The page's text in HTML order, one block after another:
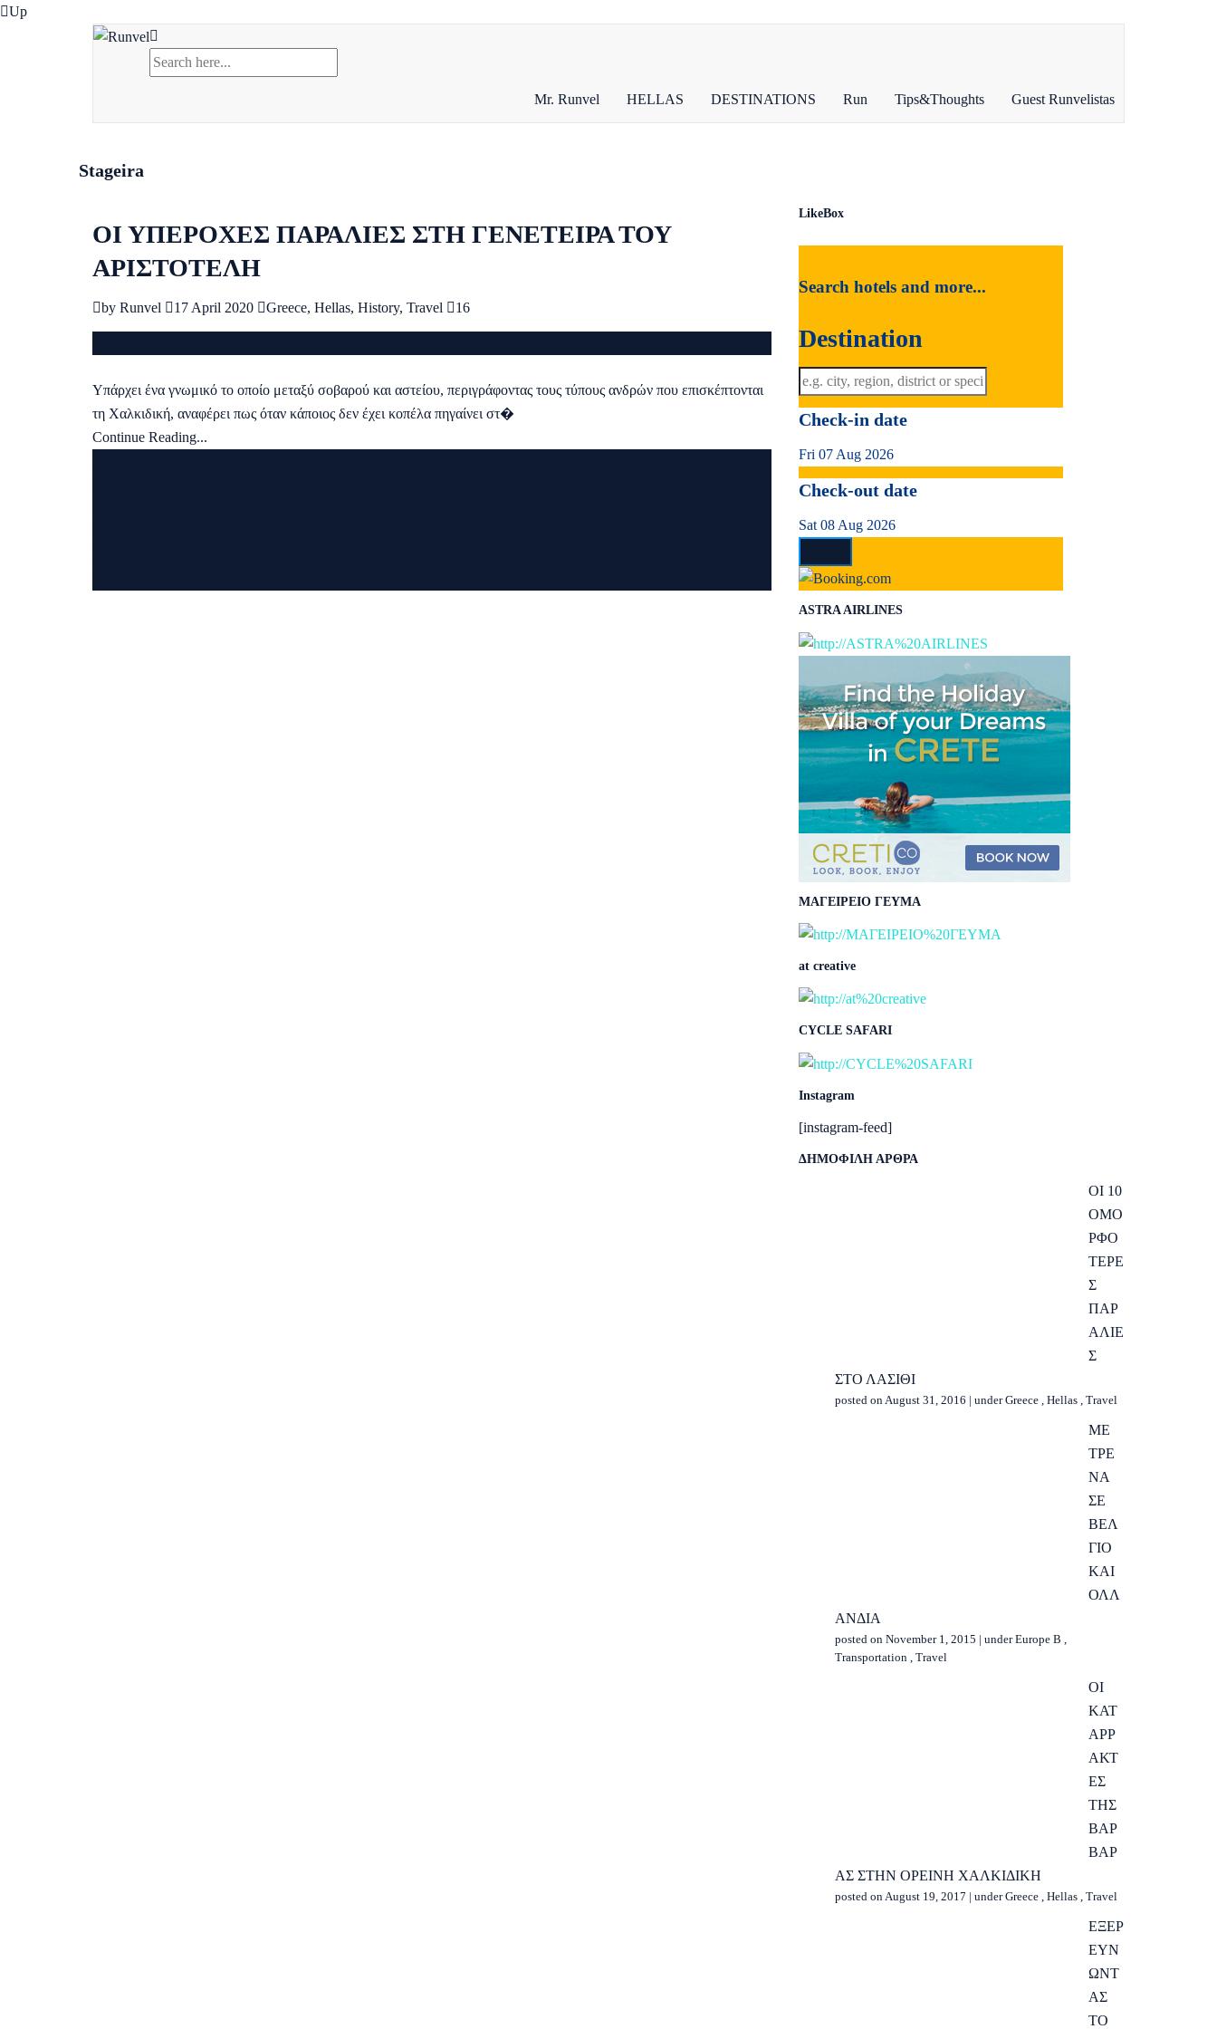
Up
Mr. Runvel HELLAS DESTINATIONS Run Tips&Thoughts Guest Runvelistas
Stageira
ΟΙ ΥΠΕΡΟΧΕΣ ΠΑΡΑΛΙΕΣ ΣΤΗ ΓΕΝΕΤΕΙΡΑ ΤΟΥ
ΑΡΙΣΤΟΤΕΛΗ
by Runvel 17 April 2020 Greece, Hellas, History, Travel 16
Υπάρχει ένα γνωμικό το οποίο μεταξύ σοβαρού και αστείου, περιγράφοντας τους τύπους ανδρών που επισκέπτονται
τη Χαλκιδική, αναφέρει πως όταν κάποιος δεν έχει κοπέλα πηγαίνει στ�
Continue Reading...
LikeBox
Search hotels and more...
Destination
Check-in date
Fri 07 Aug 2026
Check-out date
Sat 08 Aug 2026
ASTRA AIRLINES
ΜΑΓΕΙΡΕΙΟ ΓΕΥΜΑ
at creative
CYCLE SAFARI
Instagram
[instagram-feed]
ΔΗΜΟΦΙΛΗ ΑΡΘΡΑ
ΟΙ 10
ΟΜΟ
ΡΦΟ
ΤΕΡΕ
Σ
ΠΑΡ
ΑΛΙΕ
Σ
ΣΤΟ ΛΑΣΙΘΙ
posted on August 31, 2016 | underGreece Hellas Travel
ΜΕ
ΤΡΕ
ΝΑ
ΣΕ
ΒΕΛ
ΓΙΟ
ΚΑΙ
ΟΛΛ
ΑΝΔΙΑ
posted on November 1, 2015 | underEurope B
Transportation
Travel
ΟΙ
ΚΑΤ
ΑΡΡ
ΑΚΤ
ΕΣ
ΤΗΣ
ΒΑΡ
ΒΑΡ
ΑΣ ΣΤΗΝ ΟΡΕΙΝΗ ΧΑΛΚΙΔΙΚΗ
posted on August 19, 2017 | underGreece Hellas Travel
ΕΞΕΡ
ΕΥΝ
ΩΝΤ
ΑΣ
ΤΟ